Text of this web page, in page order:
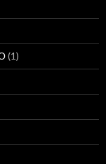
(1)